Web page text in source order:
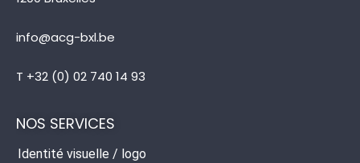
info@acg-bxl.be
T +32 (0) 02 740 14 93
NOS SERVICES
Identité visuelle / logo